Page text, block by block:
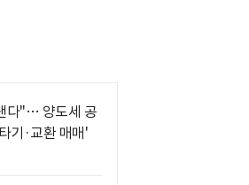
다"… 양도세 공
기·교환 매매'